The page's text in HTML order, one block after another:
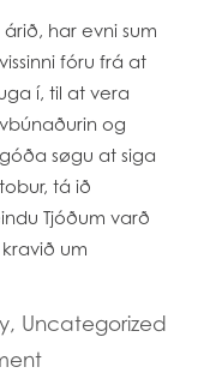
har evni sum
fóru frá at
í, til at vera
og
søgu at siga
tá ið
Tjóðum varð
um
, Uncategorized